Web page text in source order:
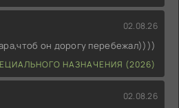
02.08.26
он дорогу перебежал))))
НАЗНАЧЕНИЯ (2026)
02.08.26